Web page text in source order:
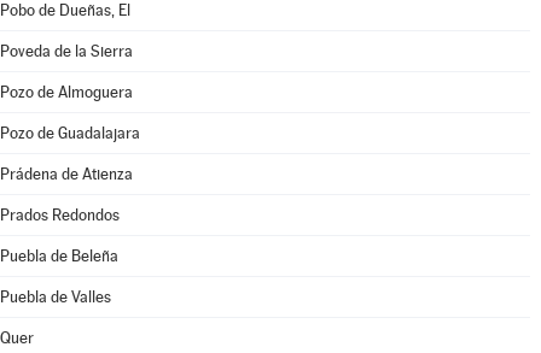
Pobo de Dueñas, El
Poveda de la Sierra
Pozo de Almoguera
Pozo de Guadalajara
Prádena de Atienza
Prados Redondos
Puebla de Beleña
Puebla de Valles
Quer